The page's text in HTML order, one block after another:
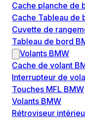
Cache planche de
Cache Tableau de
Cuvette de
Tableau de bord
Volants BMW
Cache de volant
Interrupteur de
Touches MFL BMW
Volants BMW
Rétroviseur